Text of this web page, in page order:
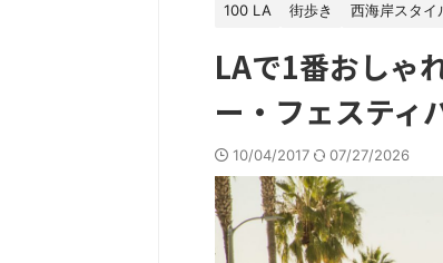
100 LA 街歩き 西海岸スタイ
LAで1番おしゃ
ー・フェスティ
10/04/2017 07/27/2026